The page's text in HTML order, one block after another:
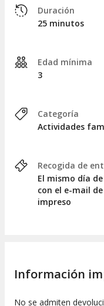
Duración
25 minutos
Edad mínima
3
Categoría
Actividades
Recogida de
El mismo día
con el e-mail
impreso
Información
No se admiten